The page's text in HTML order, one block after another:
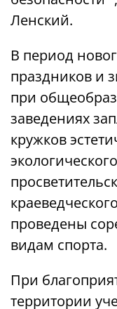
Ленский.
В период
праздников и
при
заведениях
кружков
проведены
видам спорта.
При
территории